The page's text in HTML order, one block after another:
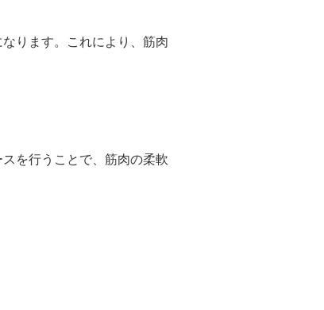
ります。これにより、筋肉
を行うことで、筋肉の柔軟